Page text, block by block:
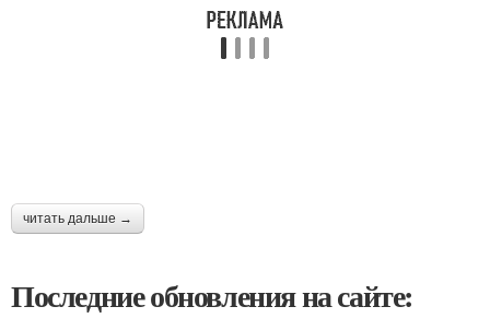
читать дальше →
Последние обновления на сайте: